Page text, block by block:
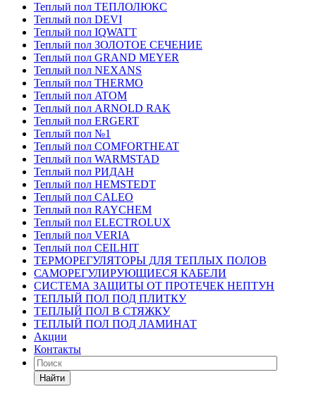
Теплый пол ТЕПЛОЛЮКС
Теплый пол DEVI
Теплый пол IQWATT
Теплый пол ЗОЛОТОЕ СЕЧЕНИЕ
Теплый пол GRAND MEYER
Теплый пол NEXANS
Теплый пол THERMO
Теплый пол ATOM
Теплый пол ARNOLD RAK
Теплый пол ERGERT
Теплый пол №1
Теплый пол COMFORTHEAT
Теплый пол WARMSTAD
Теплый пол РИДАН
Теплый пол HEMSTEDT
Теплый пол CALEO
Теплый пол RAYCHEM
Теплый пол ELECTROLUX
Теплый пол VERIA
Теплый пол CEILHIT
ТЕРМОРЕГУЛЯТОРЫ ДЛЯ ТЕПЛЫХ ПОЛОВ
САМОРЕГУЛИРУЮЩИЕСЯ КАБЕЛИ
СИСТЕМА ЗАЩИТЫ ОТ ПРОТЕЧЕК НЕПТУН
ТЕПЛЫЙ ПОЛ ПОД ПЛИТКУ
ТЕПЛЫЙ ПОЛ В СТЯЖКУ
ТЕПЛЫЙ ПОЛ ПОД ЛАМИНАТ
Акции
Контакты
Найти